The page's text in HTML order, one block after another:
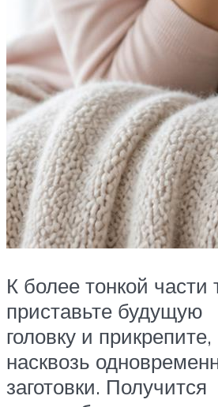
К более тонкой
приставьте будущую
головку и
насквозь
заготовки. Получится